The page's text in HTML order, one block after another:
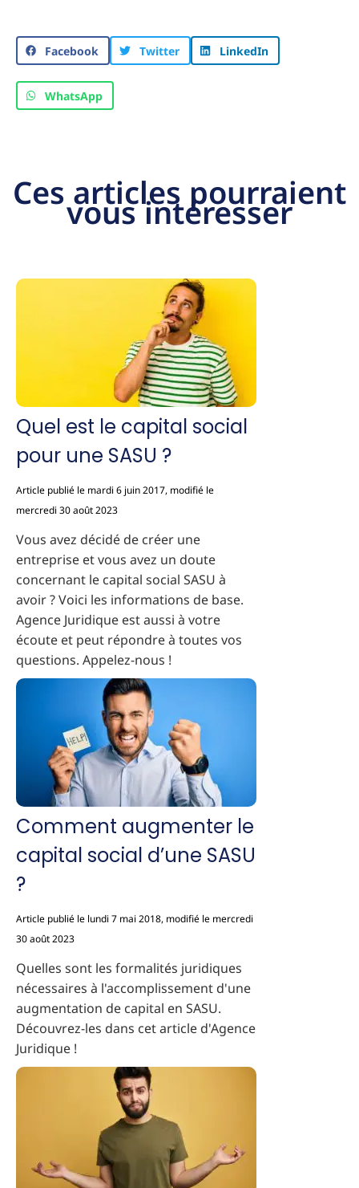
Facebook Twitter LinkedIn
WhatsApp
Ces articles pourraient
vous intéresser
Quel est le capital social
pour une SASU ?
Article publié le mardi 6 juin 2017, modifié le
mercredi 30 août 2023
Vous avez décidé de créer une
entreprise et vous avez un doute
concernant le capital social SASU à
avoir ? Voici les informations de base.
Agence Juridique est aussi à votre
écoute et peut répondre à toutes vos
questions. Appelez-nous !
Comment augmenter le
capital social d’une SASU
?
Article publié le lundi 7 mai 2018, modifié le mercredi
30 août 2023
Quelles sont les formalités juridiques
nécessaires à l'accomplissement d'une
augmentation de capital en SASU.
Découvrez-les dans cet article d'Agence
Juridique !